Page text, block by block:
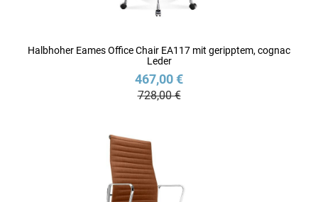
Halbhoher Eames Office Chair EA117 mit geripptem, cognac
Leder
467,00 €
728,00 €